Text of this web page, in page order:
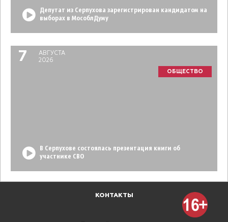
Депутат из Серпухова зарегистрирован кандидатом на
выборах в МособлДуму
7
АВГУСТА
2026
ОБЩЕСТВО
В Серпухове состоялась презентация книги об
участнике СВО
КОНТАКТЫ